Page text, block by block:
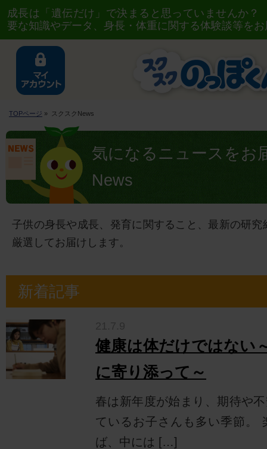
成長は「遺伝だけ」で決まると思っていませんか
要な知識やデータ、身長・体重に関する体験談等を
TOPページ » スクスクNews
気になるニュースをお
News
子供の身長や成長、発育に関すること、最新の研
厳選してお届けします。
新着記事
健康は体だけではない
に寄り添って～
春は新年度が始まり、期待や
ているお子さんも多い季節。
ば、中には […]